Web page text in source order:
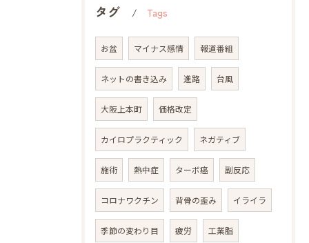
タグ Tags
お盆 マイナス感情 報道番組
ネットの書き込み 進路 台風
大阪上本町 価格改定
カイロプラクティック ネガティブ
施術 熱中症 ターボ癌 副反応
コロナワクチン 背骨の歪み イライラ
季節の変わり目 疲労 工業脂